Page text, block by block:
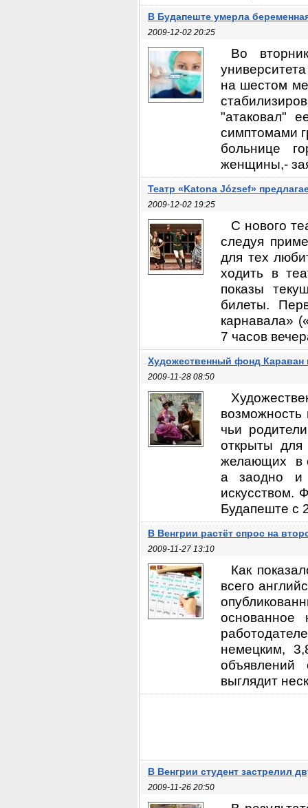
В Будапеште умерла
2009-12-02 20:25
Во
на шестом
"атаковал"
симптомами
больнице
женщины,-
Театр «Katonа József»
2009-12-02 19:25
С нового
следуя
для тех
ходить в
показы
билеты.
карнавала»
7 часов
Художественный фонд
2009-11-28 08:50
возможность
чьи
открыты
желающих в
а заодно и
искусством.
Будапеште с
В Венгрии растёт спрос на
2009-11-27 13:10
Как
всего
основанное
немецким,
выглядит
В Венгрии студент застрелил
2009-11-26 20:50